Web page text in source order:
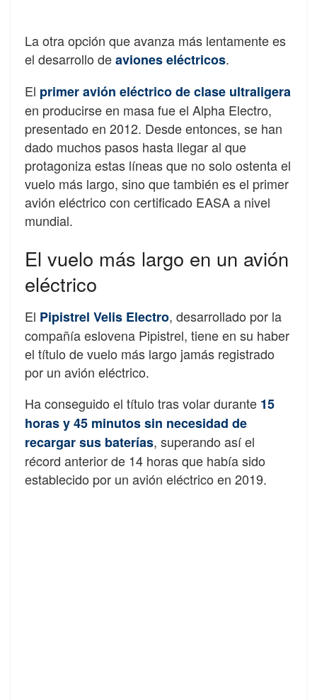
La otra opción que avanza más lentamente es
el desarrollo deaviones eléctricos.
El primer avión eléctrico de clase ultraligera
en producirse en masa fue el Alpha Electro,
presentado en 2012. Desde entonces, se han
dado muchos pasos hasta llegar al que
protagoniza estas líneas que no solo ostenta el
vuelo más largo, sino que también es el primer
avión eléctrico con certificado EASA a nivel
mundial.
El vuelo más largo en un avión
eléctrico
El Pipistrel Velis Electro, desarrollado por la
compañía eslovena Pipistrel, tiene en su haber
el título de vuelo más largo jamás registrado
por un avión eléctrico.
Ha conseguido el título tras volar durante 15
horas y 45 minutos sin necesidad de
recargar sus baterías, superando así el
récord anterior de 14 horas que había sido
establecido por un avión eléctrico en 2019.